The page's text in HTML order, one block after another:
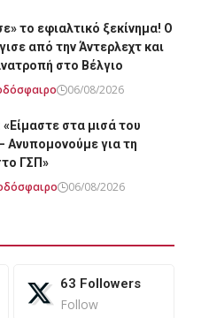
το εφιαλτικό ξεκίνημα! Ο
από την Άντερλεχτ και
στο Βέλγιο
06/08/2026
στα μισά του
Ανυπομονούμε για τη
ΓΣΠ»
06/08/2026
63 Followers
Follow